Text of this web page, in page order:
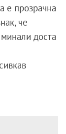
е прозрачна
че
доста